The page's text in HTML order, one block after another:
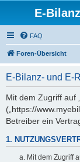
E-
FAQ
Foren-Übersicht
E-Bilanz- und E-
Mit dem Zugriff auf
(„https://
Betreiber ein
1.
Mit dem Zugriff